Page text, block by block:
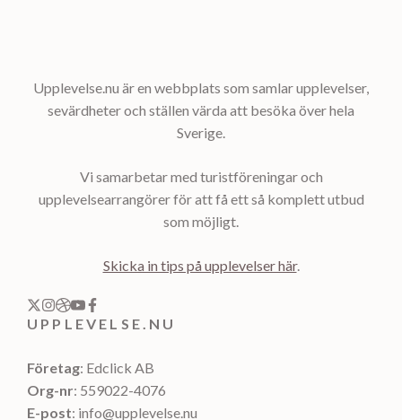
Upplevelse.nu är en webbplats som samlar upplevelser,
sevärdheter och ställen värda att besöka över hela
Sverige.
Vi samarbetar med turistföreningar och
upplevelsearrangörer för att få ett så komplett utbud
som möjligt.
Skicka in tips på upplevelser här.
UPPLEVELSE.NU
Företag: Edclick AB
Org-nr: 559022-4076
E-post: info@upplevelse.nu